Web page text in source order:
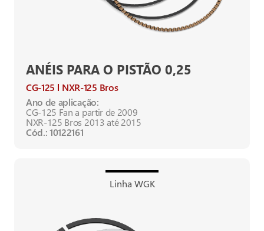
ANÉIS PARA O PISTÃO 0,25
CG-125
NXR-125 Bros
Ano de aplicação:
CG-125 Fan a partir de 2009
NXR-125 Bros 2013 até 2015
Cód.: 10122161
Linha WGK